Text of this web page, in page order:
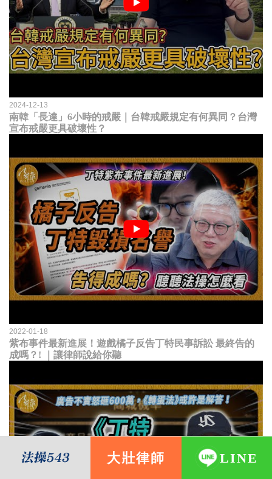
2024-12-13
南韓「長達」6小時的戒嚴｜台韓戒嚴規定有何異同？台灣
宣布戒嚴更具破壞性？
2022-01-18
紫布事件最新進展！遊戲橘子反告丁特民事訴訟 最終告的
成嗎？! ｜讓律師說給你聽
大壯律師 LINE